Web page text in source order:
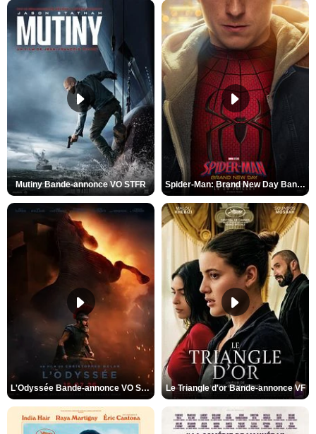
Mutiny Bande-annonce VO STFR Spider-Man: Brand New Day Bande-annonce VO STFR
L'Odyssée Bande-annonce VO STFR Le Triangle d'or Bande-annonce VF